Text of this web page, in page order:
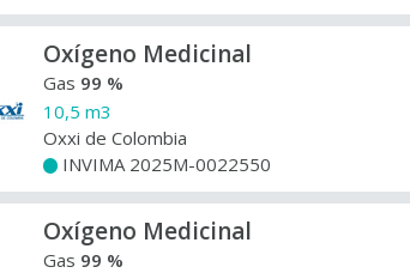
Oxígeno Medicinal
Gas 99 %
10,5 m3
Oxxi de Colombia
INVIMA 2025M-0022550
Oxígeno Medicinal
Gas 99 %